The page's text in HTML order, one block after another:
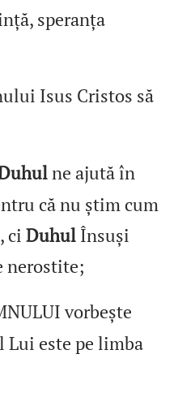
speranța
Isus Cristos să
ne ajută în
că nu știm cum
ciDuhul Însuși
nerostite;
vorbește
este pe limba